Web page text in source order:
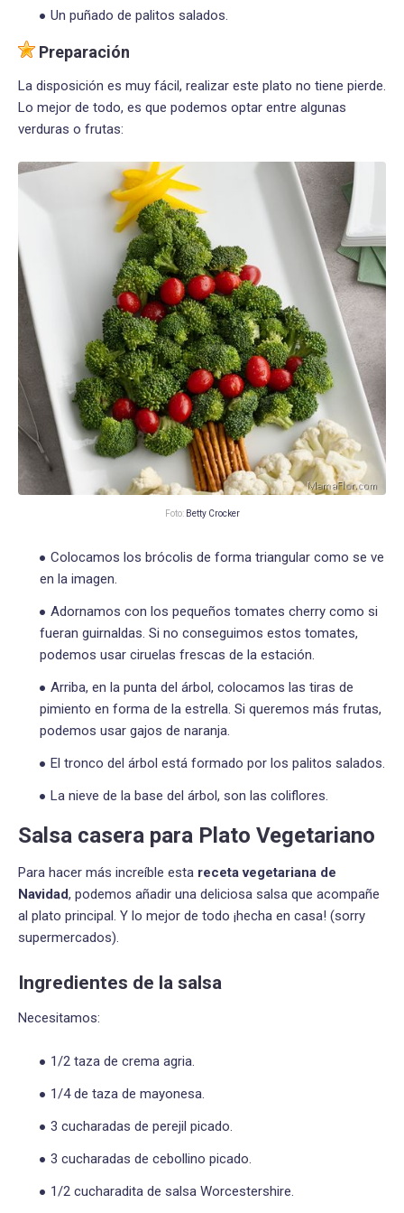
Un puñado de palitos salados.
Preparación
La disposición es muy fácil, realizar este plato no tiene pierde.
Lo mejor de todo, es que podemos optar entre algunas
verduras o frutas:
Foto: Betty Crocker
Colocamos los brócolis de forma triangular como se ve
en la imagen.
Adornamos con los pequeños tomates cherry como si
fueran guirnaldas. Si no conseguimos estos tomates,
podemos usar ciruelas frescas de la estación.
Arriba, en la punta del árbol, colocamos las tiras de
pimiento en forma de la estrella. Si queremos más frutas,
podemos usar gajos de naranja.
El tronco del árbol está formado por los palitos salados.
La nieve de la base del árbol, son las coliflores.
Salsa casera para Plato Vegetariano
Para hacer más increíble esta receta vegetariana de
Navidad, podemos añadir una deliciosa salsa que acompañe
al plato principal. Y lo mejor de todo ¡hecha en casa! (sorry
supermercados).
Ingredientes de la salsa
Necesitamos:
1/2 taza de crema agria.
1/4 de taza de mayonesa.
3 cucharadas de perejil picado.
3 cucharadas de cebollino picado.
1/2 cucharadita de salsa Worcestershire.